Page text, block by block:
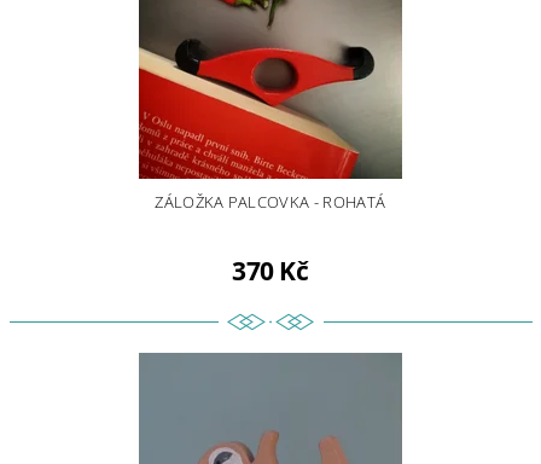
ZÁLOŽKA PALCOVKA - ROHATÁ
370 Kč